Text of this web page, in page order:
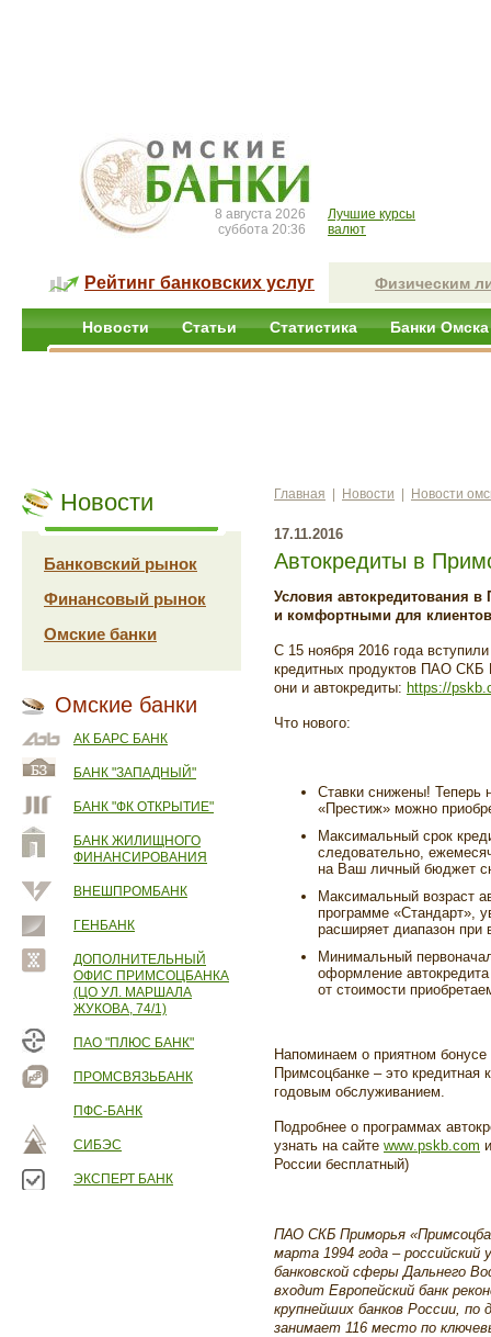
8 августа 2026
суббота 20:36
Лучшие курсы
валют
Рейтинг банковских услуг Физическим
Новости Статьи Статистика Банки Омска
Новости
Банковский рынок
Финансовый рынок
Омские банки
Омские банки
АК БАРС БАНК
БАНК "ЗАПАДНЫЙ"
БАНК "ФК ОТКРЫТИЕ"
БАНК ЖИЛИЩНОГО
ФИНАНСИРОВАНИЯ
ВНЕШПРОМБАНК
ГЕНБАНК
ДОПОЛНИТЕЛЬНЫЙ
ОФИС ПРИМСОЦБАНКА
(ЦО УЛ. МАРШАЛА
ЖУКОВА, 74/1)
ПАО "ПЛЮС БАНК"
ПРОМСВЯЗЬБАНК
ПФС-БАНК
СИБЭС
ЭКСПЕРТ БАНК
Главная Новости Новости
17.11.2016
Автокредиты в
Условия автокредитования
и комфортными для
С 15 ноября 2016 года
кредитных продуктов ПАО СКБ
они и автокредиты: https://
Что нового:
Ставки снижены! Теперь
«Престиж» можно
Максимальный срок
следовательно,
на Ваш личный бюджет
Максимальный возраст
программе «Стандарт»,
расширяет диапазон
Минимальный
оформление
от стоимости
Напоминаем о приятном
Примсоцбанке – это кредитная
годовым обслуживанием.
Подробнее о программах
узнать на сайте www.pskb.com
России бесплатный)
ПАО СКБ Приморья
марта 1994 года – российский
банковской сферы Дальнего
входит Европейский банк
крупнейших банков России,
занимает 116 место по